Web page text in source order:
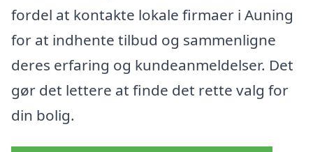
fordel at kontakte lokale firmaer i Auning
for at indhente tilbud og sammenligne
deres erfaring og kundeanmeldelser. Det
gør det lettere at finde det rette valg for
din bolig.